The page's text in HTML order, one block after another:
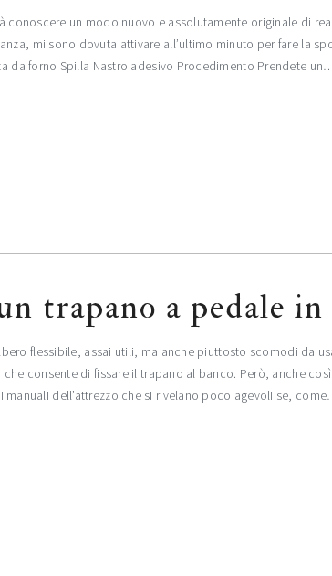
conoscere un modo nuovo e assolutamente originale di
mi sono dovuta attivare all’ultimo minuto per fare la
da forno Spilla Nastro adesivo Procedimento Prendete
trapano a pedale in
flessibile, assai utili, ma anche piuttosto scomodi da
consente di fissare il trapano al banco. Però, anche
dell’attrezzo che si rivelano poco agevoli se,